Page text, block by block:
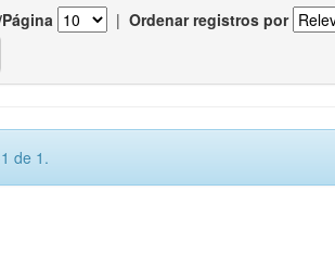
| Ordenar registros por
de 1.